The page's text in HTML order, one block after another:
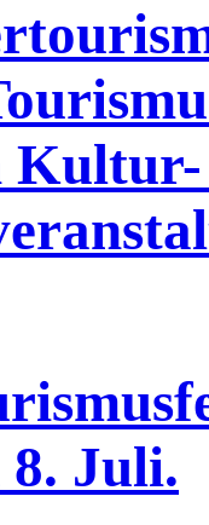
8. Juli.